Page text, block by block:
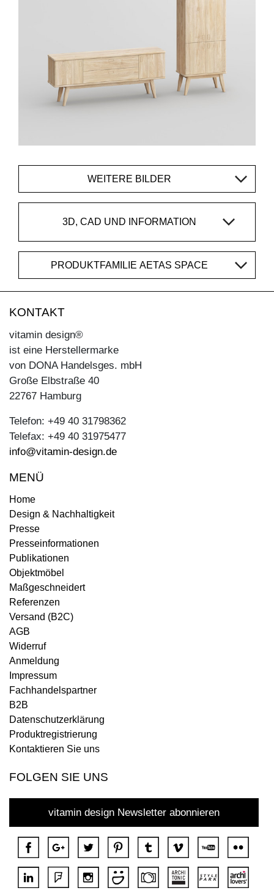
WEITERE BILDER
3D, CAD UND INFORMATION
PRODUKTFAMILIE AETAS SPACE
KONTAKT
vitamin design®
ist eine Herstellermarke
von DONA Handelsges. mbH
Große Elbstraße 40
22767 Hamburg
Telefon: +49 40 31798362
Telefax: +49 40 31975477
info@vitamin-design.de
MENÜ
Home
Design & Nachhaltigkeit
Presse
Presseinformationen
Publikationen
Objektmöbel
Maßgeschneidert
Referenzen
Versand (B2C)
AGB
Widerruf
Anmeldung
Impressum
Fachhandelspartner
B2B
Datenschutzerklärung
Produktregistrierung
Kontaktieren Sie uns
FOLGEN SIE UNS
vitamin design Newsletter abonnieren